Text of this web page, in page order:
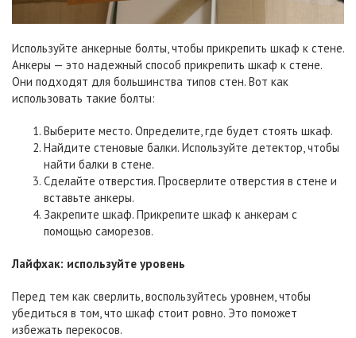
Используйте анкерные болты, чтобы прикрепить шкаф к стене.
Анкеры — это надежный способ прикрепить шкаф к стене.
Они подходят для большинства типов стен. Вот как
использовать такие болты:
Выберите место. Определите, где будет стоять шкаф.
Найдите стеновые балки. Используйте детектор, чтобы
найти балки в стене.
Сделайте отверстия. Просверлите отверстия в стене и
вставьте анкеры.
Закрепите шкаф. Прикрепите шкаф к анкерам с
помощью саморезов.
Лайфхак: используйте уровень
Перед тем как сверлить, воспользуйтесь уровнем, чтобы
убедиться в том, что шкаф стоит ровно. Это поможет
избежать перекосов.